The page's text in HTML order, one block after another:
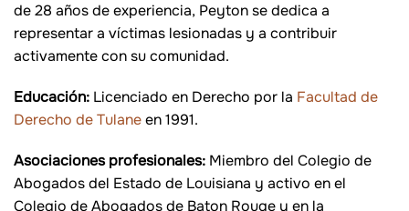
de 28 años de experiencia, Peyton se dedica a
representar a víctimas lesionadas y a contribuir
activamente con su comunidad.
Educación: Licenciado en Derecho por la Facultad de
Derecho de Tulaneen 1991.
Asociaciones profesionales: Miembro del Colegio de
Abogados del Estado de Louisiana y activo en el
Colegio de Abogados de Baton Rouge y en la